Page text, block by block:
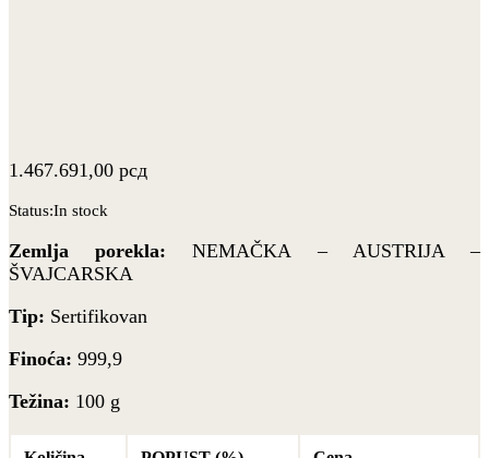
1.467.691,00 рсд
Status:In stock
Zemlja porekla:NEMAČKA – AUSTRIJA –
ŠVAJCARSKA
Tip: Sertifikovan
Finoća: 999,9
Težina: 100 g